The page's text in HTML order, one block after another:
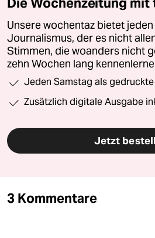
Unsere wochentaz bietet
Journalismus, der es nicht
Stimmen, die woanders nicht
zehn Wochen lang
Jeden Samstag als
Zusätzlich digitale Ausgabe
Jetzt
3 Kommentare